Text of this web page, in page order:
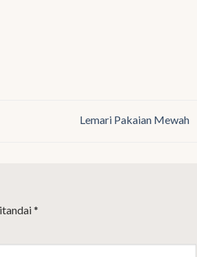
Lemari Pakaian Mewah
*